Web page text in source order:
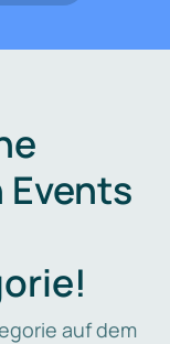
auf dem